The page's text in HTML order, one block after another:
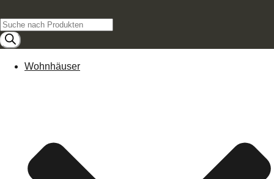
Products
search
Wohnhäuser